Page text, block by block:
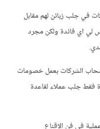
في جلب زبائن لهم مقابل
لي اي فائدة ولكن مجرد
الشركات بعمل خصومات
فقط جلب عملاء لقاعدة